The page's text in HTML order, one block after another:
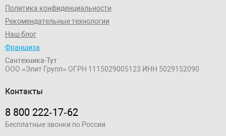
Политика конфиденциальности
Рекомендательные технологии
Наш блог
Франшиза
Сантехника-Тут
ООО «Элит Групп» ОГРН 1115029005123 ИНН 5029152090
Контакты
8 800 222‑17‑62
Бесплатные звонки по России